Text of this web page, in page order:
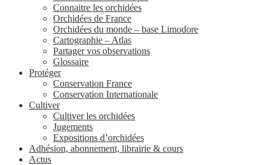
Connaitre les orchidées
Orchidées de France
Orchidées du monde – base Limodore
Cartographie – Atlas
Partager vos observations
Glossaire
Protéger
Conservation France
Conservation Internationale
Cultiver
Cultiver les orchidées
Jugements
Expositions d’orchidées
Adhésion, abonnement, librairie & cours
Actus